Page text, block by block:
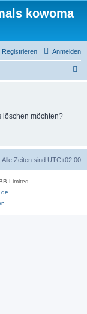
kowoma
Anmelden
Registrieren
löschen möchten?
Alle Zeiten sind UTC+02:00
Limited